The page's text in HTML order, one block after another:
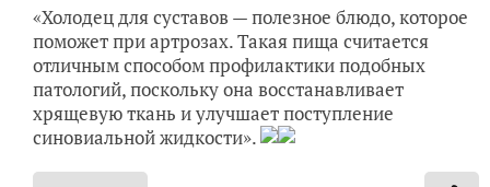
«Холодец для суставов — полезное блюдо, которое
поможет при артрозах. Такая пища считается
отличным способом профилактики подобных
патологий, поскольку она восстанавливает
хрящевую ткань и улучшает поступление
синовиальной жидкости».